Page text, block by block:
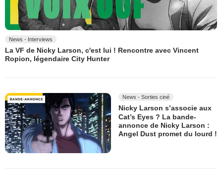
News - Interviews
La VF de Nicky Larson, c'est lui ! Rencontre avec Vincent
Ropion, légendaire City Hunter
News - Sorties ciné
Nicky Larson s’associe aux
Cat’s Eyes ? La bande-
annonce de Nicky Larson :
Angel Dust promet du lourd !